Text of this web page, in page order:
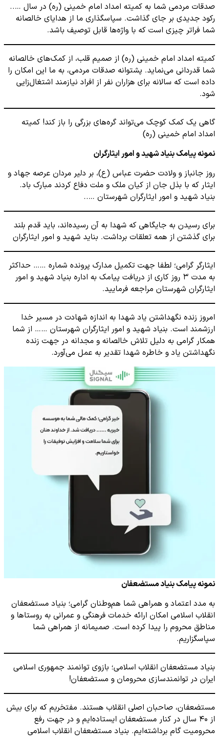
صدقات مردمی شما به کمیته امداد امام خمینی (ره) در سال …..
رکود جدیدی بر جای گذاشت. سپاسگذاری ما از هدایای خالصانه
شما فراتر چیزی است که با واژه‌ها قابل توصیف باشد.
کمیته امداد امام خمینی (ره) از صمیم قلب، از کمک‌های خالصانه
شما قدردانی می‌نماید. پشتوانه صدقات مردمی، به ما این امکان را
داده است که سالانه برای هزاران نفر از افراد نیازمند اشتغال‌زایی
شود.
گاهی یک کمک کوچک می‌تواند گره‌های بزرگی را باز کند! کمیته
امداد امام خمینی (ره)
نمونه پیامک بنیاد شهید و امور ایثارگران
روز جانباز و ولادت حضرت عباس (ع)، بر دلیر مردان عرصه جهاد و
ایثار که با بذل جان از کیان ملک و ملت دفاع کردند مبارک باد.
بنیاد شهید و امور ایثارگران شهرستان …..
برای رسیدن به جایگاهی که شهدا به آن رسیده‌اند، باید قدم بلند
برای گذشتن از همه تعلقات برداشت. بناید شهید و امور ایثارگران
ایثارگر گرامی؛ لطفا جهت تکمیل مدارک پرونده شماره …… حداکثر
به مدت ۳ روز کاری از دریافت پیامک به اداره بنیاد شهید و امور
ایثارگران شهرستان مراجعه فرمایید.
امروز زنده نگهداشتن یاد شهدا به اندازه شهادت در مسیر خدا
ارزشمند است. بنیاد شهید و امور ایثارگران شهرستان …… از شما
همکار گرامی به دلیل تلاش خالصانه و مجدانه در جهت زنده
نگهداشتن یاد و خاطره شهدا تقدیر به عمل می‌آورد.
نمونه پیامک بنیاد مستضعفان
به مدد اعتماد و همراهی شما هم‌وطنان گرامی؛ بنیاد مستضعفان
انقلاب اسلامی امکان ارائه خدمات فرهنگی و عمرانی به روستاها و
مناطق محروم را پیدا کرده است. صمیمانه از همراهی شما
سپاسگزاریم.
بنیاد مستضعفان انقلاب اسلامی؛ بازوی توانمند جمهوری اسلامی
ایران در توانمندسازی محرومان و مستضعفان!
مستضعفان، صاحبان اصلی انقلاب هستند. مفتخریم که برای بیش
از ۴۰ سال در کنار مستضعفان ایستاده‌‌ایم و در جهت رفع
محرومیت گام برداشته‌ایم. بنیاد مستضعفان انقلاب اسلامی